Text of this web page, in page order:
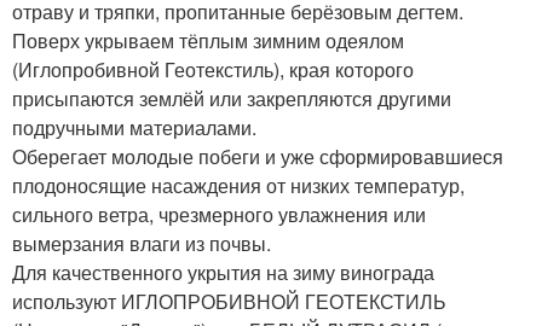
отраву и тряпки, пропитанные берёзовым дегтем.
Поверх укрываем тёплым зимним одеялом
(Иглопробивной Геотекстиль), края которого
присыпаются землёй или закрепляются другими
подручными материалами.
Оберегает молодые побеги и уже сформировавшиеся
плодоносящие насаждения от низких температур,
сильного ветра, чрезмерного увлажнения или
вымерзания влаги из почвы.
Для качественного укрытия на зиму винограда
используют ИГЛОПРОБИВНОЙ ГЕОТЕКСТИЛЬ